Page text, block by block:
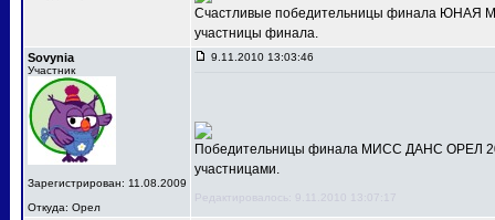
Счастливые победительницы финала ЮНАЯ
участницы финала.
Sovynia
Участник
Зарегистрирован: 11.08.2009
Откуда: Орел
9.11.2010 13:03:46
Победительницы финала МИСС ДАНС ОРЕЛ
участницами.
Редактировалось: 9.11.2010 13:07:17